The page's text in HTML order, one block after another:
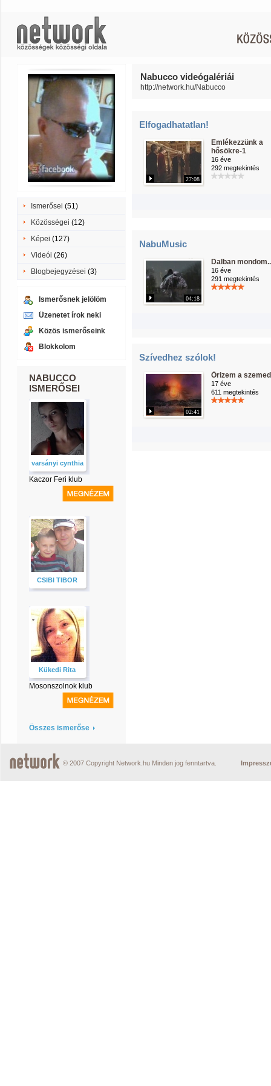
Ismerősei (51)
Közösségei (12)
Képei (127)
Videói (26)
Blogbejegyzései (3)
Ismerősnek jelölöm
Üzenetet írok neki
Közös ismerőseink
Blokkolom
NABUCCO
ISMERŐSEI
varsányi cynthia
Kaczor Feri klub
CSIBI TIBOR
Kükedi Rita
Mosonszolnok klub
Összes ismerőse
Nabucco videógalériái
http://network.hu/Nabucco
Elfogadhatatlan!
27:08
Emlékezzünk a
hősökre-1
16 éve
292 megtekintés
NabuMusic
04:18
Dalban
16 éve
291 megtekintés
Szívedhez szólok!
02:41
Őrizem a
17 éve
611 megtekintés
© 2007 Copyright Network.hu Minden jog fenntartva.